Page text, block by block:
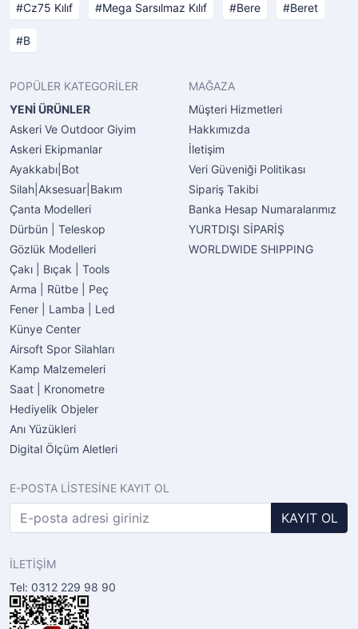
Cz75 Kılıf Mega Sarsılmaz Kılıf Bere Beret
B
POPÜLER KATEGORİLER
YENİ ÜRÜNLER
Askeri Ve Outdoor Giyim
Askeri Ekipmanlar
Ayakkabı|Bot
Silah|Aksesuar|Bakım
Çanta Modelleri
Dürbün | Teleskop
Gözlük Modelleri
Çakı | Bıçak | Tools
Arma | Rütbe | Peç
Fener | Lamba | Led
Künye Center
Airsoft Spor Silahları
Kamp Malzemeleri
Saat | Kronometre
Hediyelik Objeler
Anı Yüzükleri
Digital Ölçüm Aletleri
MAĞAZA
Müşteri Hizmetleri
Hakkımızda
İletişim
Veri Güveniği Politikası
Sipariş Takibi
Banka Hesap Numaralarımız
YURTDIŞI SİPARİŞ
WORLDWIDE SHIPPING
E-POSTA LİSTESİNE KAYIT OL
KAYIT OL
İLETİŞİM
Tel: 0312 229 98 90